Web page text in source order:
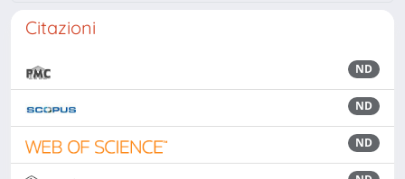
Citazioni
ND
ND
ND